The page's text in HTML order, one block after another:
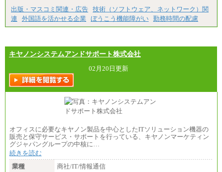
出版・マスコミ関連・広告 技術（ソフトウェア、ネットワーク）関
連
外国語を活かせる企業 ぼうこう機能障がい 勤務時間の配慮
キヤノンシステムアンドサポート株式会社
02月20日更新
オフィスに必要なキヤノン製品を中心としたITソリューション機器の
販売と保守サービス・サポートを行っている、キヤノンマーケティン
グジャパングループの中核に…
続きを読む
業種
商社/IT/情報通信